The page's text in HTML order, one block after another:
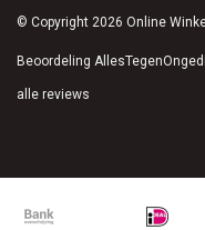
© Copyright 2026 Online
Beoordeling
alle reviews